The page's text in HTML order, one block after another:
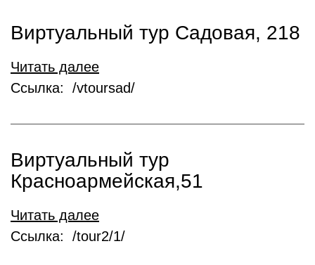
Виртуальный тур Садовая, 218
Читать далее
Ссылка: /vtoursad/
Виртуальный тур
Красноармейская,51
Читать далее
Ссылка: /tour2/1/